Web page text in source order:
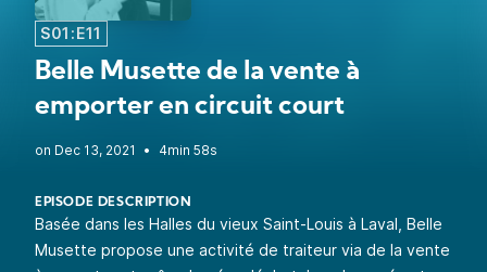
S01:E11
Belle Musette de la vente à
emporter en circuit court
• 4min 58s
EPISODE DESCRIPTION
Basée dans les Halles du vieux Saint-Louis à Laval, Belle
Musette propose une activité de traiteur via de la vente